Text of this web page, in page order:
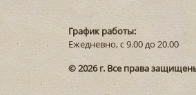
График работы:
Ежедневно, с 9.00 до 20.00
© 2026 г. Все права